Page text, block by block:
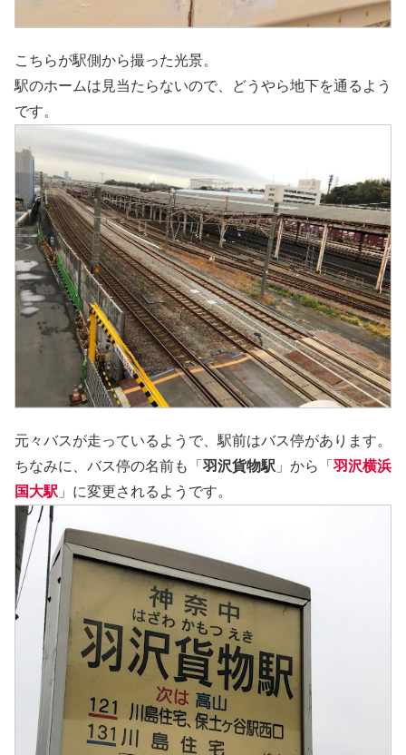
こちらが駅側から撮った光景。
駅のホームは見当たらないので、どうやら地下を通るよう
です。
元々バスが走っているようで、駅前はバス停があります。
ちなみに、バス停の名前も「 羽沢貨物駅 」から「 羽沢横浜
国大駅 」に変更されるようです。